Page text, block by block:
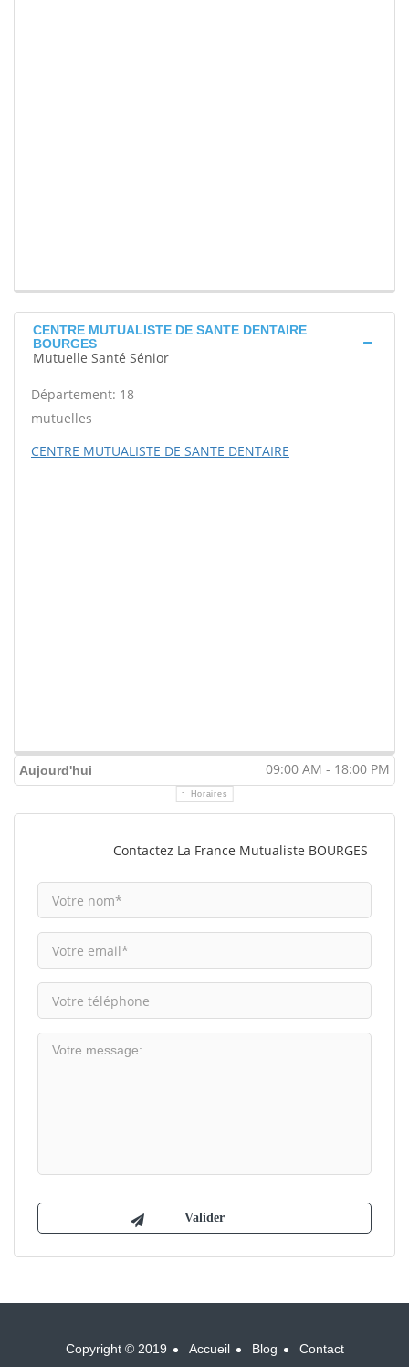
CENTRE MUTUALISTE DE SANTE DENTAIRE
BOURGES
Mutuelle Santé Sénior
Département: 18
mutuelles
CENTRE MUTUALISTE DE SANTE DENTAIRE
Aujourd'hui 09:00 AM - 18:00 PM
Horaires
Contactez La France Mutualiste BOURGES
Copyright © 2019 Accueil Blog Contact